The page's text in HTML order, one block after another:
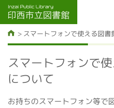
スマートフォンで使える図書
スマートフォンで
について
お持ちのスマートフォン等で